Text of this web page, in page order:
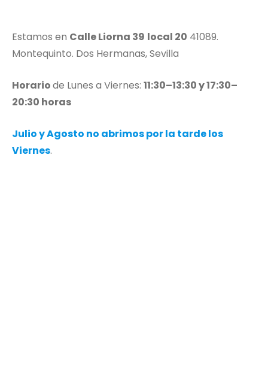
Estamos en Calle Liorna 39 local 20 41089.
Montequinto. Dos Hermanas, Sevilla
Horariode Lunes a Viernes: 11:30–13:30 y 17:30–
20:30 horas
Julio y Agosto no abrimos por la tarde los
Viernes.